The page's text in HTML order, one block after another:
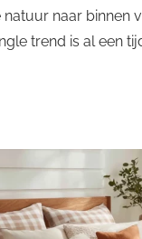
natuur naar binnen
trend is al een